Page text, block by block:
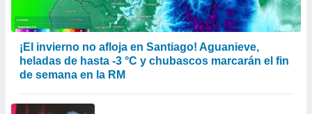
¡El invierno no afloja en Santiago! Aguanieve,
heladas de hasta -3 °C y chubascos marcarán el fin
de semana en la RM